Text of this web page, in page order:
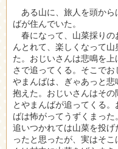
ある山に、旅人を頭から
ばが住んでいた。
春になって、山菜採りの
んとれて、楽しくなって
た。おじいさんは悲鳴を
さで追ってくる。そこで
やまんばは、ぎゃあっと
抱えた。おじいさんはそ
とやまんばが追ってくる
ばは怖がってうずくまった
追いつかれては山菜を投
ったと思ったが、実はそ